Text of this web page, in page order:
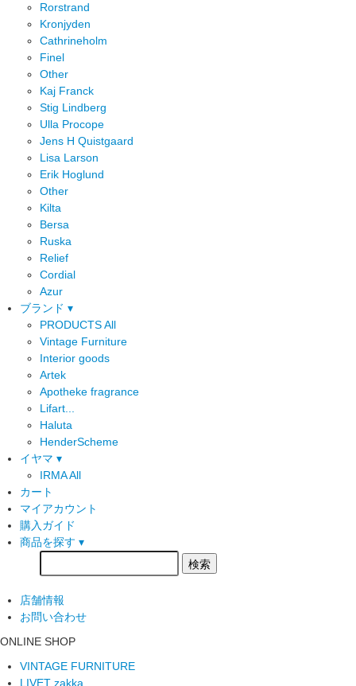
Rorstrand
Kronjyden
Cathrineholm
Finel
Other
Kaj Franck
Stig Lindberg
Ulla Procope
Jens H Quistgaard
Lisa Larson
Erik Hoglund
Other
Kilta
Bersa
Ruska
Relief
Cordial
Azur
ブランド ▾
PRODUCTS All
Vintage Furniture
Interior goods
Artek
Apotheke fragrance
Lifart...
Haluta
HenderScheme
イヤマ ▾
IRMA All
カート
マイアカウント
購入ガイド
商品を探す ▾
店舗情報
お問い合わせ
ONLINE SHOP
VINTAGE FURNITURE
LIVET zakka